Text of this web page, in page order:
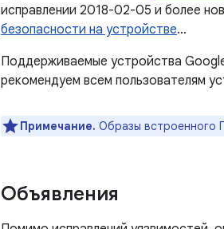
исправлении 2018-02-05 и более
безопасности на устройстве…
Поддерживаемые устройства
рекомендуем всем пользователям
Примечание. Образы встроенного
Объявления